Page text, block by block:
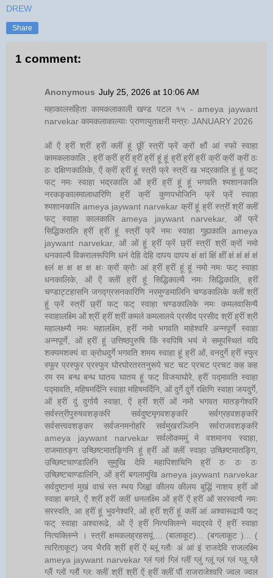
DREW
Share
1 comment:
Anonymous July 25, 2026 at 10:06 AM
महाकालसंहिता कामकलाकाली खण्ड पटल १५ - ameya jaywant
narvekar कामकलाकाल्याः प्राणायुताक्षरी मन्त्रः JANUARY 2026
ओं ऐं ह्रीं श्रीं ह्रीं क्लीं हूं छूीं स्त्रीं फ्रें क्रों क्षौं आं स्फों स्वाहा
कामकलाकालि , ह्रीं क्रीं ह्रीं ह्रीं ह्रीं हूं हूं ह्रीं ह्रीं ह्रीं क्रीं क्रीं क्रीं ठः
ठः दक्षिणकालिके, ऐं क्रीं ह्रीं हूं स्त्री फ्रे स्त्रीं ख भद्रकालि हूं हूं फट्
फट् नमः स्वाहा भद्रकालि ओं ह्रीं ह्रीं हूं हूं भगवति श्मशानकालि
नरकङ्कालमालाधारिणि ह्रीं क्रीं कुणपभोजिनि फ्रें फ्रें स्वाहा
श्मशानकालि ameya jaywant narvekar क्रीं हूं ह्रीं स्त्रीं श्रीं क्लीं
फट् स्वाहा कालकालि ameya jaywant narvekar, ओं फ्रें
सिद्धिकरालि ह्रीं ह्रीं हूं स्त्रीं फ्रें नमः स्वाहा गुह्यकालि ameya
jaywant narvekar, ओं ओं हूं ह्रीं फ्रें छ्रीं स्त्रीं श्रीं क्रों नमो
धनकाल्यै विकरालरूपिणि धनं देहि देहि दापय दापय क्षं क्षां क्षिं क्षीं क्षं क्षं क्षं क्षं
क्ष्लं क्ष क्ष क्ष क्ष क्षः क्रों क्रोः आं ह्रीं ह्रीं हूं हूं नमो नमः फट् स्वाहा
धनकालिके, ओं ऐं क्लीं ह्रीं हूं सिद्धिकाल्यै नमः सिद्धिकालि, ह्रीं
चण्डाट्टहासनि जगद्ग्रसनकारिणि नरमुण्डमालिनि चण्डकालिके क्लीं श्रीं
हूं फ्रें स्त्रीं छ्रीं फट् फट् स्वाहा चण्डकालिके नमः कमलवासिन्यै
स्वाहालक्ष्मि ओं श्रीं ह्रीं श्रीं कमले कमलालये प्रसीद प्रसीद श्रीं ह्रीं श्री
महालक्ष्म्यै नमः महालक्ष्मि, ह्रीं नमो भगवति माहेश्वरि अन्नपूर्णे स्वाहा
अन्नपूर्णे, ओं ह्रीं हूं उत्तिष्ठपुरुषि किं स्वपिषि भयं मे समुपस्थितं यदि
शक्यमशक्यं वा क्रोधदुर्गे भगवति शमय स्वाहा हूं ह्रीं ओं, वनदुर्गे ह्रीं स्फुर
स्फुर प्रस्फुर प्रस्फुर घोरघोरतरतनुरूपे चट चट प्रचट प्रचट कह कह
रम रम बन्ध बन्ध घातय घातय हूं फट् विजयाघोरे, ह्रीं पद्मावति स्वाहा
पद्मावति, महिषमर्दिनि स्वाहा महिषमर्दिनि, ओं दुर्गे दुर्गे रक्षिणि स्वाहा जयदुर्गे,
ओं ह्रीं दुं दुर्गायै स्वाहा, ऐं ह्रीं श्रीं ओं नमो भगवत मातङ्गेश्वरि
सर्वस्त्रीपुरुषवशङ्करि सर्वदुष्टमृगवशङ्करि सर्वग्रहवशङ्करि
सर्वसत्त्ववशङ्कर सर्वजनमनोहरि सर्वमुखरञ्जिनि सर्वराजवशङ्करि
ameya jaywant narvekar सर्वलोकममुं मे वशमानय स्वाहा,
राजमातङ्ग उच्छिष्टमातङ्गिनि हूं ह्रीं ओं क्लीं स्वाहा उच्छिष्टमातङ्गि,
उच्छिष्टचाण्डालिनि सुमुखि देवि महापिशाचिनि ह्रीं ठः ठः ठः
उच्छिष्टचाण्डालिनि, ओं ह्रीं बगलामुखि ameya jaywant narvekar
सर्वदुष्टानां मुखं वाचं स्त म्भय जिह्वां कीलय कीलय बुद्धिं नाशय ह्रीं ओं
स्वाहा बगले, ऐं श्रीं ह्रीं क्लीं धनलक्ष्मि ओं ह्रीं ऐं ह्रीं ओं सरस्वत्यै नमः
सरस्वति, आ ह्रीं हूं भुवनेश्वरि, ओं ह्रीं श्रीं हूं क्लीं आं अश्वारूढायै फट्
फट् स्वाहा अश्वारूढे, ओं ऐं ह्रीं नित्यक्लिन्ने मदद्रवे ऐं ह्रीं स्वाहा
नित्यक्लिन्ने । स्त्रीं क्षमकलह्रहसयूं.... (बालाकूट)... (बगलाकूट )... (
त्वरिताकूट) जय भैरवि श्रीं ह्रीं ऐं ब्लूं ग्लौः अं आं इं राजदेवि राजलक्ष्मि
ameya jaywant narvekar ग्लं ग्लां ग्लिं ग्लीं ग्लुं ग्लूं ग्लं ग्लं ग्लू ग्लें
ग्लैं ग्लों ग्लौं ग्ल: क्लीं श्रीं श्रीं ऐं ह्रीं क्लीं पौं राजराजेश्वरि ज्वल ज्वल